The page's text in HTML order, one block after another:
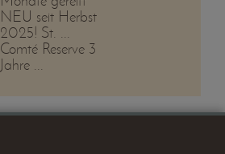
NEU seit Herbst
2025! St. ...
Comté Reserve 3
Jahre ...